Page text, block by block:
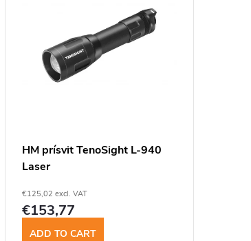
HM prísvit TenoSight L-940
Laser
€125,02 excl. VAT
€153,77
ADD TO CART
- Chat